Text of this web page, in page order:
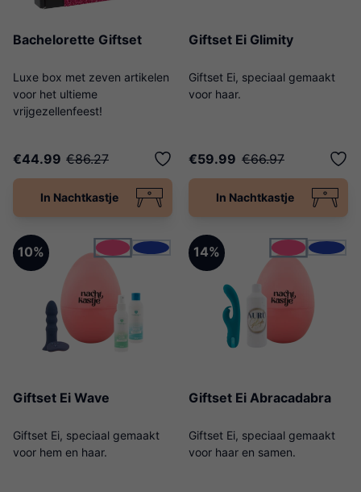
Bachelorette Giftset
Luxe box met zeven artikelen
voor het ultieme
vrijgezellenfeest!
€44.99 €86.27
In Nachtkastje
Giftset Ei Glimity
Giftset Ei, speciaal gemaakt
voor haar.
€59.99 €66.97
In Nachtkastje
10% roze blauw
Giftset Ei Wave
Giftset Ei, speciaal gemaakt
voor hem en haar.
14% roze blauw
Giftset Ei Abracadabra
Giftset Ei, speciaal gemaakt
voor haar en samen.